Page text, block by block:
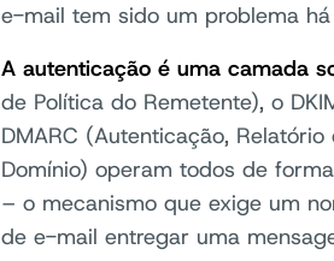
e-mail tem sido um problema
A autenticação é uma camada
de Política do Remetente), o
DMARC (Autenticação,
Domínio) operam todos de
– o mecanismo que exige um
de e-mail entregar uma